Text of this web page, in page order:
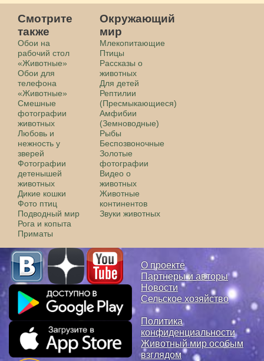
Смотрите
также
Обои на
рабочий стол
«Животные»
Обои для
телефона
«Животные»
Смешные
фотографии
животных
Любовь и
нежность у
зверей
Фотографии
детенышей
животных
Дикие кошки
Фото птиц
Подводный мир
Рога и копыта
Приматы
Окружающий
мир
Млекопитающие
Птицы
Рассказы о
животных
Для детей
Рептилии
(Пресмыкающиеся)
Амфибии
(Земноводные)
Рыбы
Беспозвоночные
Золотые
фотографии
Видео о
животных
Животные
континентов
Звуки животных
О проекте
Партнеры и авторы
Новости
Сельское хозяйство
Политика
конфиденциальности
Животный мир особым
взглядом